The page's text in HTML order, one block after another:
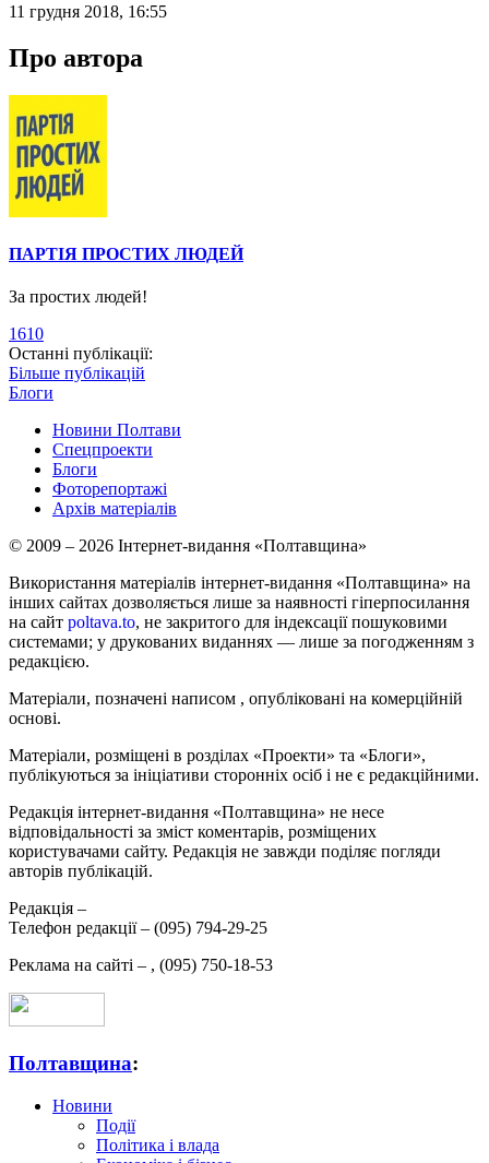
11 грудня 2018, 16:55
Про автора
ПАРТІЯ ПРОСТИХ ЛЮДЕЙ
За простих людей!
1610
Останні публікації:
Більше публікацій
Блоги
Новини Полтави
Спецпроекти
Блоги
Фоторепортажі
Архів матеріалів
© 2009 – 2026 Інтернет-видання «Полтавщина»
Використання матеріалів інтернет-видання «Полтавщина» на
інших сайтах дозволяється лише за наявності гіперпосилання
на сайт poltava.to, не закритого для індексації пошуковими
системами; у друкованих виданнях — лише за погодженням з
редакцією.
Матеріали, позначені написом , опубліковані на комерційній
основі.
Матеріали, розміщені в розділах «Проекти» та «Блоги»,
публікуються за ініціативи сторонніх осіб і не є редакційними.
Редакція інтернет-видання «Полтавщина» не несе
відповідальності за зміст коментарів, розміщених
користувачами сайту. Редакція не завжди поділяє погляди
авторів публікацій.
Редакція –
Телефон редакції – (095) 794-29-25
Реклама на сайті – , (095) 750-18-53
Полтавщина:
Новини
Події
Політика і влада